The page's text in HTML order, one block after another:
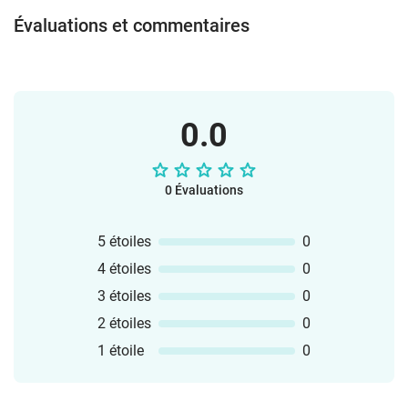
Évaluations et commentaires
0.0
0 Évaluations
5 étoiles
0
4 étoiles
0
3 étoiles
0
2 étoiles
0
1 étoile
0